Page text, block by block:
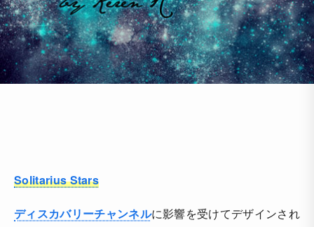
Solitarius Stars
ディスカバリーチャンネルに影響を受けてデザインされ